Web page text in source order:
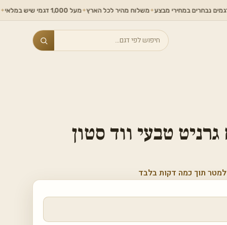
במחירי מבצע✦משלוח מהיר לכל הארץ✦מעל 1,000 דגמי שיש במלאי ✦מחירים
Search
טבעי ווד סטון
תוך כמה דקות בלבד